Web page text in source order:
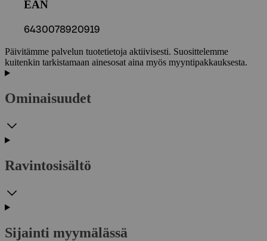
EAN
6430078920919
Päivitämme palvelun tuotetietoja aktiivisesti. Suosittelemme
kuitenkin tarkistamaan ainesosat aina myös myyntipakkauksesta.
Ominaisuudet
Ravintosisältö
Sijainti myymälässä